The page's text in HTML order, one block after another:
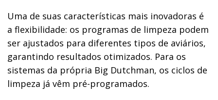
Uma de suas características mais inovadoras é
a flexibilidade: os programas de limpeza podem
ser ajustados para diferentes tipos de aviários,
garantindo resultados otimizados. Para os
sistemas da própria Big Dutchman, os ciclos de
limpeza já vêm pré-programados.